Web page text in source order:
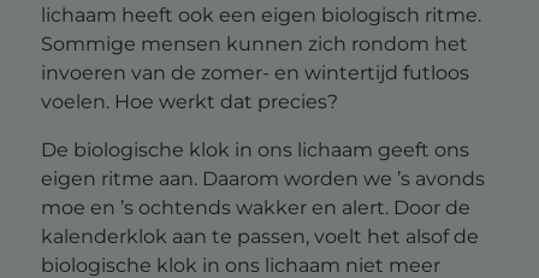
lichaam heeft ook een eigen biologisch ritme.
Sommige mensen kunnen zich rondom het
invoeren van de zomer- en wintertijd futloos
voelen. Hoe werkt dat precies?
De biologische klok in ons lichaam geeft ons
eigen ritme aan. Daarom worden we ’s avonds
moe en ’s ochtends wakker en alert. Door de
kalenderklok aan te passen, voelt het alsof de
biologische klok in ons lichaam niet meer